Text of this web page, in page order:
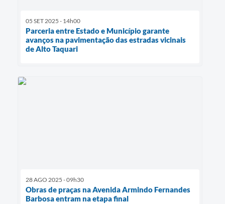
05 SET 2025 - 14h00
Parceria entre Estado e Município garante
avanços na pavimentação das estradas vicinais
de Alto Taquari
28 AGO 2025 - 09h30
Obras de praças na Avenida Armindo Fernandes
Barbosa entram na etapa final